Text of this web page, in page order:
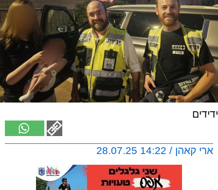
ידידים
ארי קאהן / 14:22 28.07.25